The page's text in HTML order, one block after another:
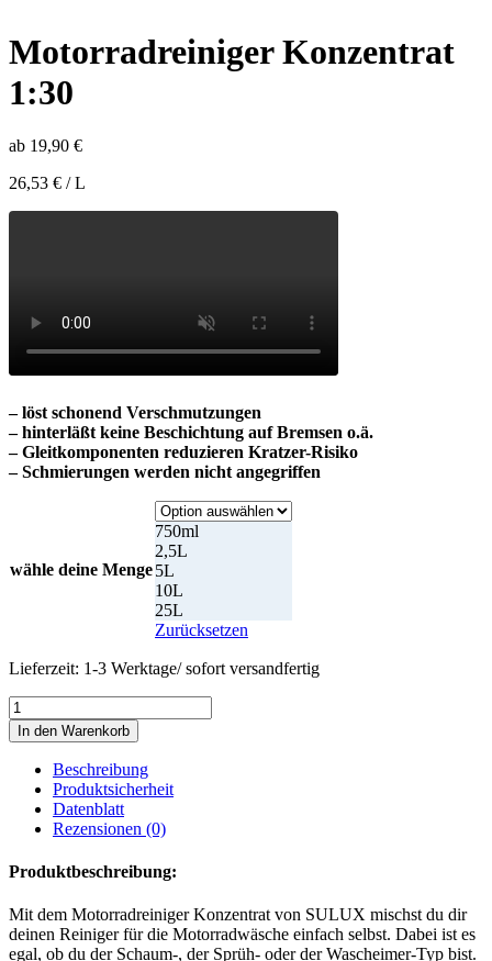
Motorradreiniger Konzentrat
1:30
ab 19,90 €
26,53 € /L
– löst schonend Verschmutzungen
– hinterläßt keine Beschichtung auf Bremsen o.ä.
– Gleitkomponenten reduzieren Kratzer-Risiko
– Schmierungen werden nicht angegriffen
wähle deine Menge
750ml
2,5L
5L
10L
25L
Zurücksetzen
Lieferzeit: 1-3 Werktage/ sofort versandfertig
Motorradreiniger
Konzentrat
1:30
Menge
In den Warenkorb
Beschreibung
Produktsicherheit
Datenblatt
Rezensionen (0)
Produktbeschreibung:
Mit dem Motorradreiniger Konzentrat von SULUX mischst du dir
deinen Reiniger für die Motorradwäsche einfach selbst. Dabei ist es
egal, ob du der Schaum-, der Sprüh- oder der Wascheimer-Typ bist.